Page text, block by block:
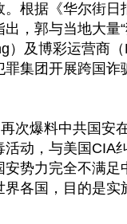
。根据《华尔街日
，郭与当地大量
）及博彩运营商
罪集团开展跨国诈
次爆料中共国安
活动，与美国CIA
势力完全不满足
界各国，目的是实